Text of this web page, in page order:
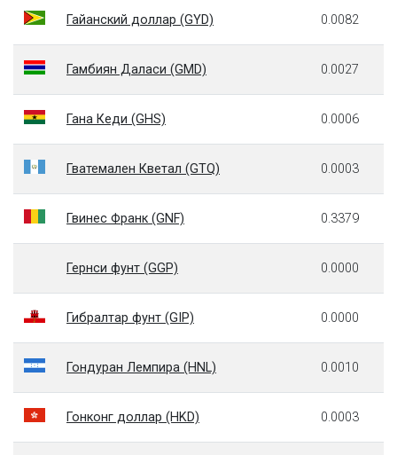
Гайанский доллар (GYD) 0.0082
Гамбиян Даласи (GMD) 0.0027
Гана Кеди (GHS) 0.0006
Гватемален Кветал (GTQ) 0.0003
Гвинес Франк (GNF) 0.3379
Гернси фунт (GGP) 0.0000
Гибралтар фунт (GIP) 0.0000
Гондуран Лемпира (HNL) 0.0010
Гонконг доллар (HKD) 0.0003